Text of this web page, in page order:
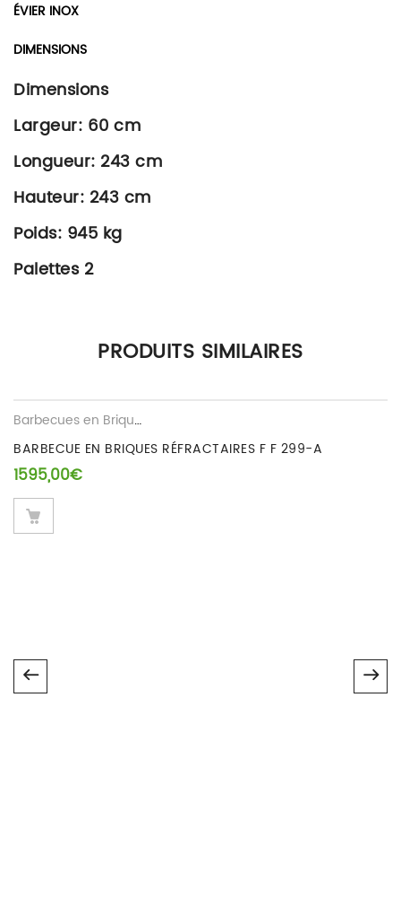
ÉVIER INOX
DIMENSIONS
Dimensions
Largeur: 60 cm
Longueur: 243 cm
Hauteur: 243 cm
Poids: 945 kg
Palettes 2
possibilité de laisser un avis.
PRODUITS SIMILAIRES
Barbecues en Brique Refractaire
BARBECUE EN BRIQUES RÉFRACTAIRES F F 299-A
1595,00€